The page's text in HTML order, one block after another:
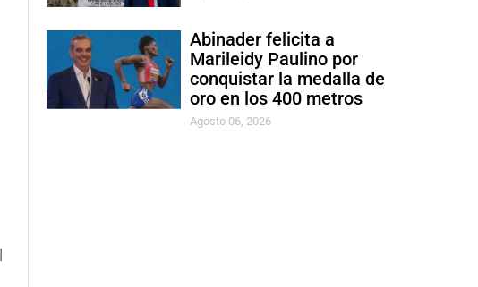
Abinader felicita a
Marileidy Paulino por
conquistar la medalla de
oro en los 400 metros
Agosto 06, 2026